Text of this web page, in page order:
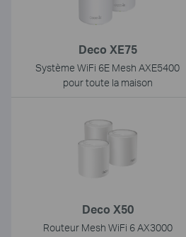
Deco XE75
Système WiFi 6E Mesh AXE5400
pour toute la maison
Deco X50
Routeur Mesh WiFi 6 AX3000